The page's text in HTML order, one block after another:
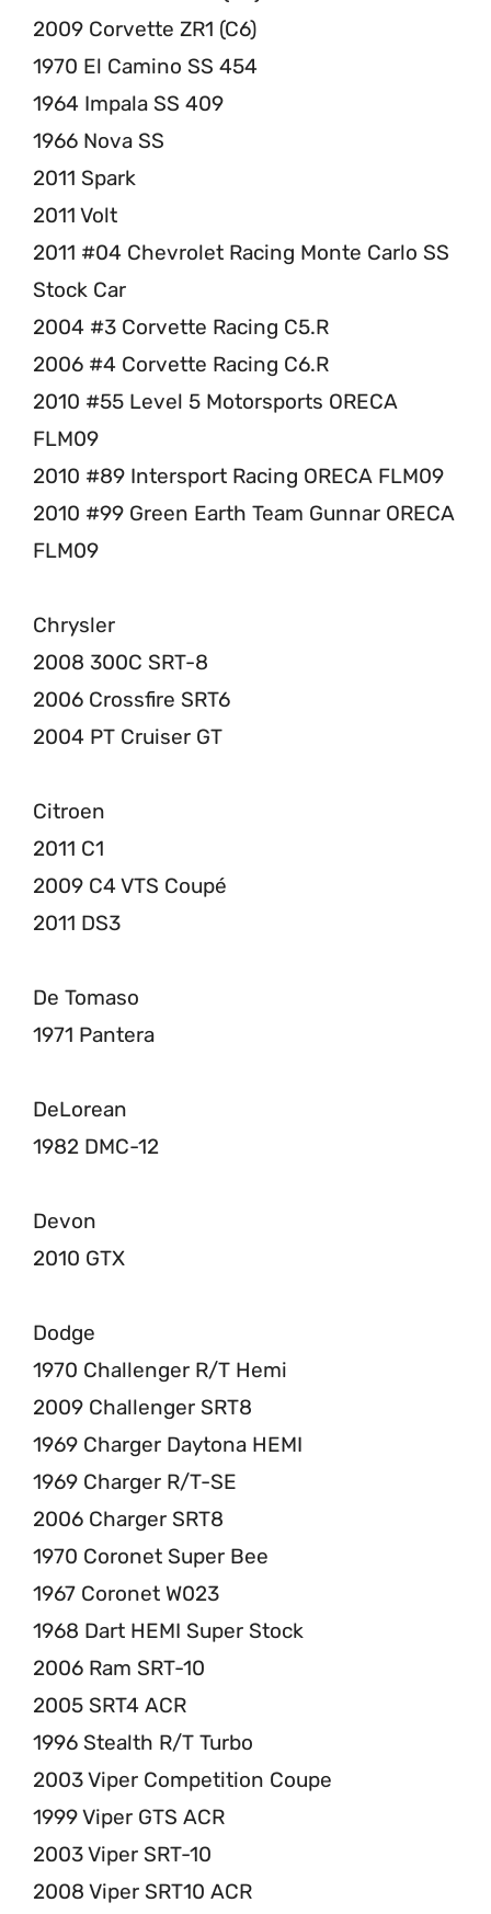
2009 Corvette ZR1 (C6)
1970 El Camino SS 454
1964 Impala SS 409
1966 Nova SS
2011 Spark
2011 Volt
2011 #04 Chevrolet Racing Monte Carlo SS
Stock Car
2004 #3 Corvette Racing C5.R
2006 #4 Corvette Racing C6.R
2010 #55 Level 5 Motorsports ORECA
FLM09
2010 #89 Intersport Racing ORECA FLM09
2010 #99 Green Earth Team Gunnar ORECA
FLM09
Chrysler
2008 300C SRT-8
2006 Crossfire SRT6
2004 PT Cruiser GT
Citroen
2011 C1
2009 C4 VTS Coupé
2011 DS3
De Tomaso
1971 Pantera
DeLorean
1982 DMC-12
Devon
2010 GTX
Dodge
1970 Challenger R/T Hemi
2009 Challenger SRT8
1969 Charger Daytona HEMI
1969 Charger R/T-SE
2006 Charger SRT8
1970 Coronet Super Bee
1967 Coronet W023
1968 Dart HEMI Super Stock
2006 Ram SRT-10
2005 SRT4 ACR
1996 Stealth R/T Turbo
2003 Viper Competition Coupe
1999 Viper GTS ACR
2003 Viper SRT-10
2008 Viper SRT10 ACR